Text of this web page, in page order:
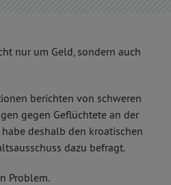
nur um Geld, sondern auch
berichten von schweren
gegen Geflüchtete an der
deshalb den kroatischen
dazu befragt.
Problem.